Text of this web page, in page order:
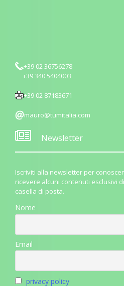
+39 02 36756278
+39 340 5404003
+39 02 87183671
mauro@tumitalia.com
Newsletter
Iscriviti alla newsletter per
ricevere alcuni contenuti esclusivi
casella di posta.
Nome
Email
privacy policy